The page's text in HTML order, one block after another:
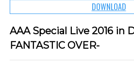
DOWNLOAD
AAA Special Live 2016 in
FANTASTIC OVER-